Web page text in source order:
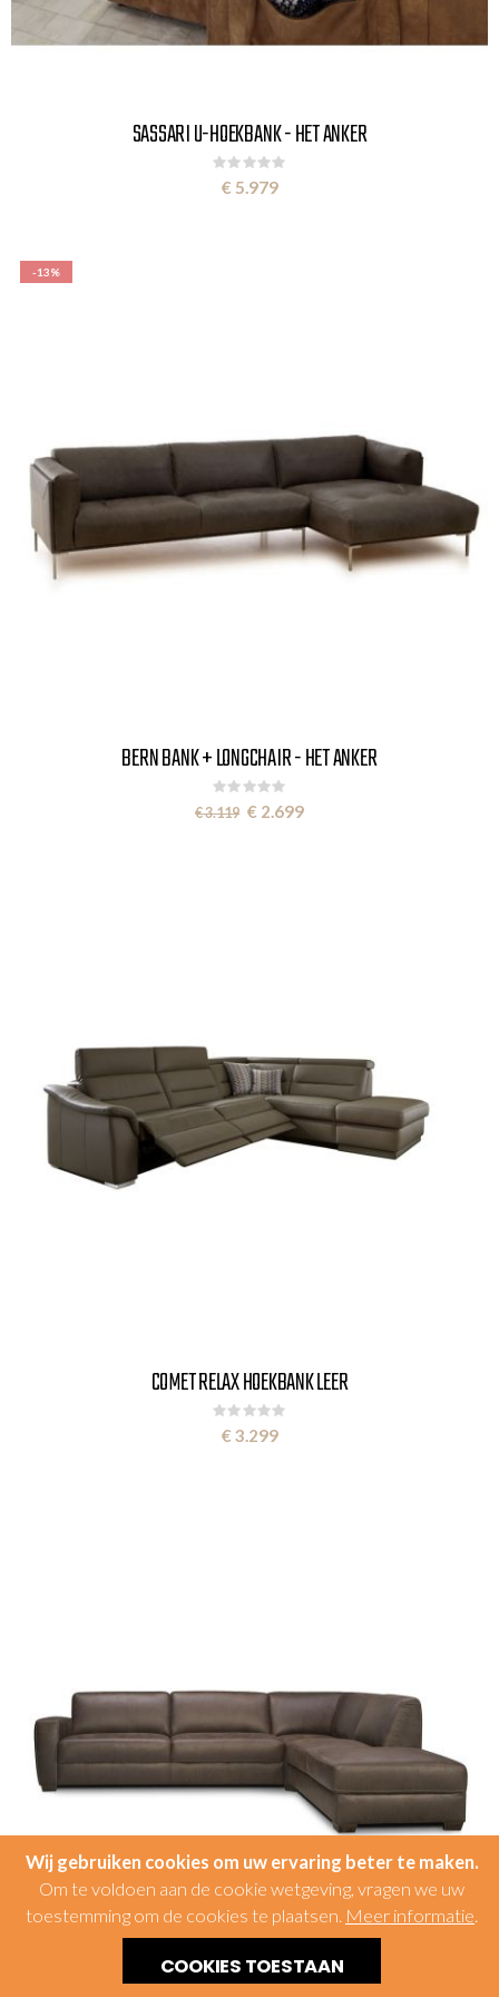
Wij gebruiken cookies om uw ervaring beter te maken.
Om te voldoen aan de cookie wetgeving, vragen we uw
toestemming om de cookies te plaatsen. Meer informatie.
COOKIES TOESTAAN
SASSARI U-HOEKBANK - HET ANKER
Rating:
0%
€ 5.979
-13%
BERN BANK + LONGCHAIR - HET ANKER
Rating:
0%
€ 3.119 Special
Price
€ 2.699
COMET RELAX HOEKBANK LEER
Rating:
0%
€ 3.299